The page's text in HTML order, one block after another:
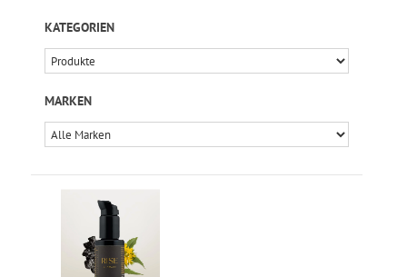
KATEGORIEN
MARKEN